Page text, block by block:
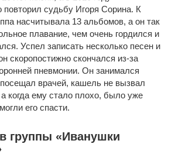
повторил судьбу Игоря Сорина. К
насчитывала 13 альбомов, а он так
плавание, чем очень гордился и
Успел записать несколько песен и
скоропостижно скончался из-за
пневмонии. Он занимался
врачей, кашель не вызвал
а когда ему стало плохо, было уже
его спасти.
группы «Иванушки